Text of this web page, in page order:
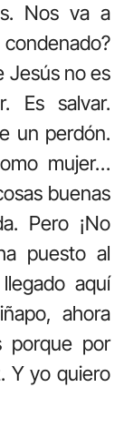
Nos va a
Jesús no es
Es salvar.
un perdón.
mujer…
buenas
Pero ¡No
puesto al
aquí
ahora
porque por
Y yo quiero